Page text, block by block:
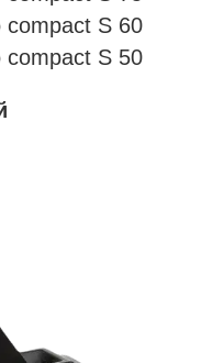
compact S 60
compact S 50